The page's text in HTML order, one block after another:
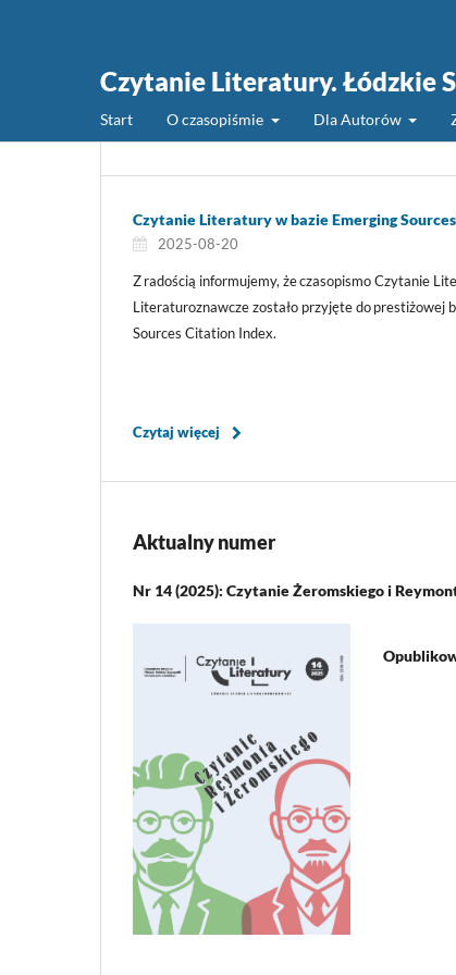
Czytanie Literatury. Łódzkie
Start O czasopiśmie Dla Autorów
Czytanie Literatury w bazie Emerging
2025-08-20
Z radością informujemy, że czasopismo Czytanie
Literaturoznawcze zostało przyjęte do prestiżowej
Sources Citation Index.
Czytaj więcej
Aktualny numer
Nr 14 (2025): Czytanie Żeromskiego i